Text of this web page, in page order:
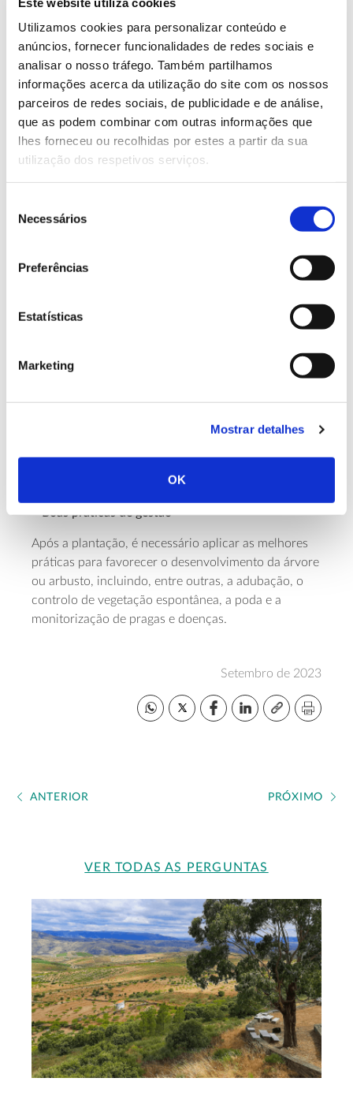
Utilizamos cookies para personalizar conteúdo e
anúncios, fornecer funcionalidades de redes sociais e
analisar o nosso tráfego. Também partilhamos
informações acerca da utilização do site com os nossos
parceiros de redes sociais, de publicidade e de análise,
que as podem combinar com outras informações que
lhes forneceu ou recolhidas por estes a partir da sua
utilização dos respetivos serviços.
Necessários
Preferências
Estatísticas
Marketing
Mostrar detalhes
OK
– Densidade (e compasso) da plantação
É importante determinar qual a densidade de
plantação (número de árvores por hectare) e também
ela pode variar consoante a espécie e as
características do local (solo, clima, entre outras). A
decisão sobre o número de arbustos ou árvores a
plantar num dado espaço vai determinar a distância
entre elas (compasso) e influenciar o respetivo
desenvolvimento. Quanto mais árvores num mesmo
espaço, maior será o esforço que cada uma terá de
fazer para conseguir os nutrientes de que necessita,
uma competição que pode limitar o desenvolvimento
produtividade (frutos e madeira) e causar maior
Por exemplo, o
instalação de um povoamento de pinheiro-bravo, um
plantas, consoante se trate de terrenos com solos
associação Biondindica que, para a rearborização
de um eucaliptal, um hectare de terreno deve
– Boas práticas de gestão
Após a plantação, é necessário aplicar as melhores
práticas para favorecer o desenvolvimento da árvore
ou arbusto, incluindo, entre outras, a adubação, o
controlo de vegetação espontânea, a poda e a
monitorização de pragas e doenças.
Setembro de 2023
ANTERIOR PRÓXIMO
VER TODAS AS PERGUNTAS